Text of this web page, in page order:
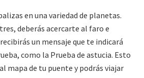
en una variedad de planetas.
deberás acercarte al faro e
un mensaje que te indicará
como la Prueba de astucia. Esto
mapa de tu puente y podrás viajar